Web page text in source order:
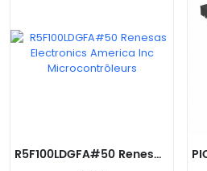
R5F100LDGFA#50 Renesas Electronics America Inc Microcontrôleurs